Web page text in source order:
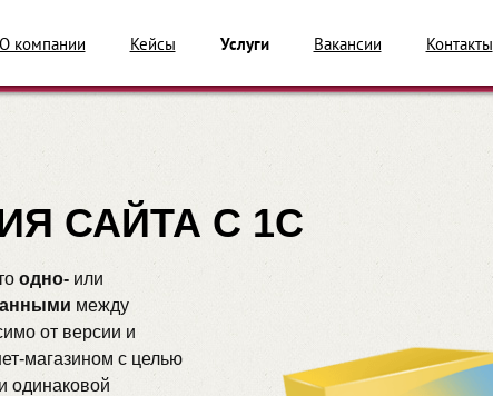
О компании Кейсы Услуги Вакансии Контакты
САЙТА С 1С
одно- или
между
от версии и
магазином с целью
одинаковой